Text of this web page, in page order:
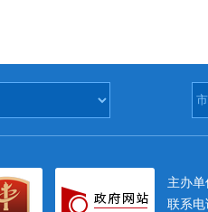
主办
联系电